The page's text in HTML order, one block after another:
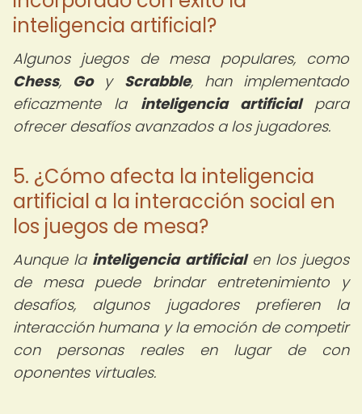
inteligencia artificial?
Algunos juegos de mesa populares, como
Chess, Goy Scrabble, han implementado
eficazmente la inteligencia artificialpara
ofrecer desafíos avanzados a los jugadores.
5. ¿Cómo afecta la inteligencia
artificial a la interacción social en
los juegos de mesa?
Aunque la inteligencia artificialen los juegos
de mesa puede brindar entretenimiento y
desafíos, algunos jugadores prefieren la
interacción humana y la emoción de competir
con personas reales en lugar de con
oponentes virtuales.